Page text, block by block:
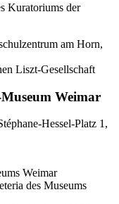
Kuratoriums der
am Horn,
Liszt-Gesellschaft
Weimar
Hessel-Platz 1,
Weimar
des Museums